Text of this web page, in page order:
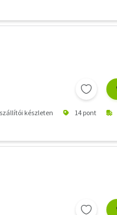
készleten 14 pont